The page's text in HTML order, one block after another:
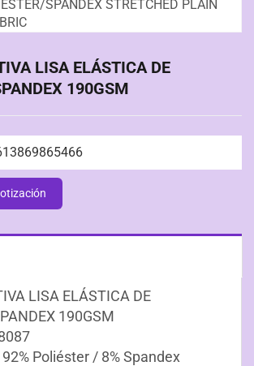
LISA ELÁSTICA DE
190GSM
LISA ELÁSTICA DE
190GSM
Poliéster / 8% Spandex